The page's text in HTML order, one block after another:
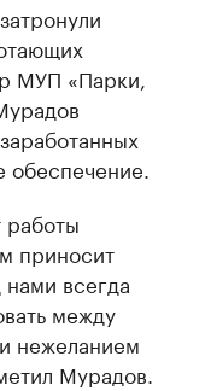
МУП «Парки,
обеспечение.
работы
приносит
всегда
между
нежеланием
Мурадов.